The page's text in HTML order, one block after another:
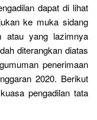
dapat di lihat
ke muka sidang
atau yang lazimnya
diterangkan diatas
penerimaan
2020. Berikut
pengadilan tata